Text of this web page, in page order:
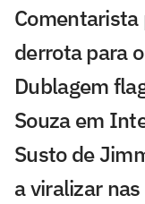
Comentarista
derrota para
Dublagem
Souza em
Susto de
a viralizar